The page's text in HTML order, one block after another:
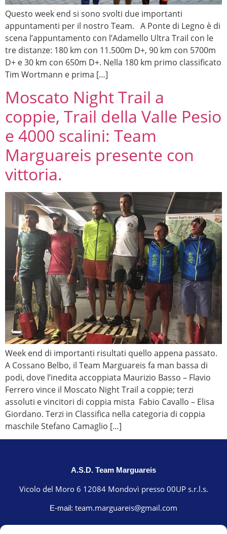
Questo week end si sono svolti due importanti
appuntamenti per il nostro Team. A Ponte di Legno è di
scena l’appuntamento con l’Adamello Ultra Trail con le
tre distanze: 180 km con 11.500m D+, 90 km con 5700m
D+ e 30 km con 650m D+. Nella 180 km primo classificato
Tim Wortmann e prima […]
Moscato Night Trail a
coppie, Trail della Valle Pesio
e 4000 scalini: Team
Marguareis presente con
vittoria.
Week end di importanti risultati quello appena passato.
A Cossano Belbo, il Team Marguareis fa man bassa di
podi, dove l’inedita accoppiata Maurizio Basso – Flavio
Ferrero vince il Moscato Night Trail a coppie; terzi
assoluti e vincitori di coppia mista Fabio Cavallo – Elisa
Giordano. Terzi in Classifica nella categoria di coppia
maschile Stefano Camaglio […]
A.S.D. Team Marguareis
Vicolo del Moro 6 12084 Mondovì presso 00UP s.r.l.s.
E-mail: team.marguareis@gmail.com